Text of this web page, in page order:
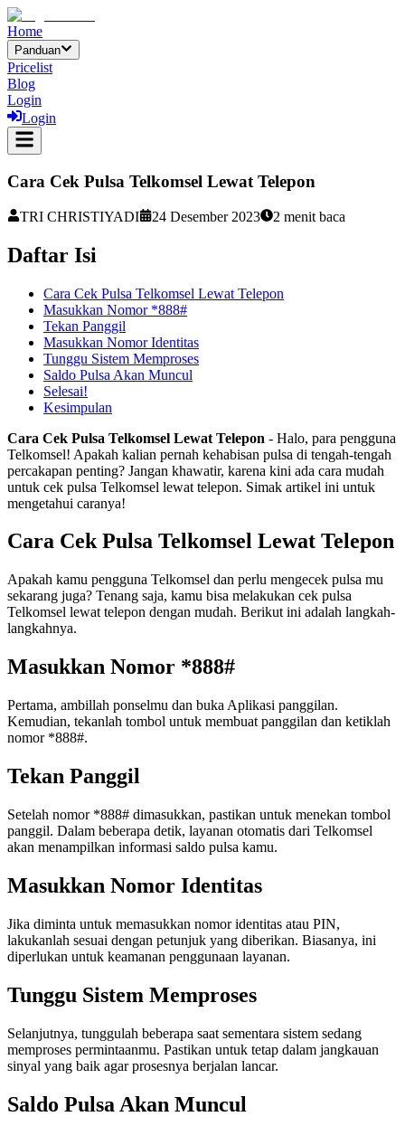
Home
Panduan
Pricelist
Blog
Login
Login
Cara Cek Pulsa Telkomsel Lewat Telepon
TRI CHRISTIYADI 24 Desember 2023 2 menit baca
Daftar Isi
Cara Cek Pulsa Telkomsel Lewat Telepon
Masukkan Nomor *888#
Tekan Panggil
Masukkan Nomor Identitas
Tunggu Sistem Memproses
Saldo Pulsa Akan Muncul
Selesai!
Kesimpulan
Cara Cek Pulsa Telkomsel Lewat Telepon - Halo, para pengguna
Telkomsel! Apakah kalian pernah kehabisan pulsa di tengah-tengah
percakapan penting? Jangan khawatir, karena kini ada cara mudah
untuk cek pulsa Telkomsel lewat telepon. Simak artikel ini untuk
mengetahui caranya!
Cara Cek Pulsa Telkomsel Lewat Telepon
Apakah kamu pengguna Telkomsel dan perlu mengecek pulsa mu
sekarang juga? Tenang saja, kamu bisa melakukan cek pulsa
Telkomsel lewat telepon dengan mudah. Berikut ini adalah langkah-
langkahnya.
Masukkan Nomor *888#
Pertama, ambillah ponselmu dan buka Aplikasi panggilan.
Kemudian, tekanlah tombol untuk membuat panggilan dan ketiklah
nomor *888#.
Tekan Panggil
Setelah nomor *888# dimasukkan, pastikan untuk menekan tombol
panggil. Dalam beberapa detik, layanan otomatis dari Telkomsel
akan menampilkan informasi saldo pulsa kamu.
Masukkan Nomor Identitas
Jika diminta untuk memasukkan nomor identitas atau PIN,
lakukanlah sesuai dengan petunjuk yang diberikan. Biasanya, ini
diperlukan untuk keamanan penggunaan layanan.
Tunggu Sistem Memproses
Selanjutnya, tunggulah beberapa saat sementara sistem sedang
memproses permintaanmu. Pastikan untuk tetap dalam jangkauan
sinyal yang baik agar prosesnya berjalan lancar.
Saldo Pulsa Akan Muncul